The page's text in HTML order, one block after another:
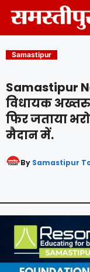
content
Samastipur
Samastipur
विधायक
फिर जताया
मैदान में.
By Samastipur